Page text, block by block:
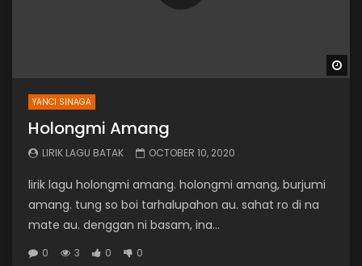
YANCI SINAGA
Holongmi Amang
LIRIK LAGU BATAK OCTOBER 10, 2020
lirik lagu holongmi amang. holongmi amang, burjumi
amang. tung so boi tarhalupahon au. sahat ro di na
mate au. denggan ni basam, ina...
0 3 0 0